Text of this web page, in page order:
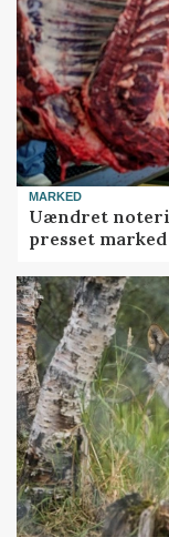
MARKED
Uændret
presset